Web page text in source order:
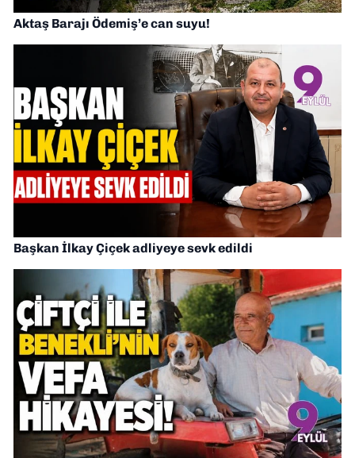
Aktaş Barajı Ödemiş’e can suyu!
Başkan İlkay Çiçek adliyeye sevk edildi